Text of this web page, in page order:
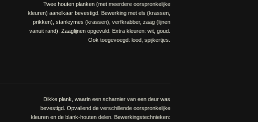
Twee houten planken (met meerdere oorspronkelijke
kleuren) aanelkaar bevestigd. Bewerking met els (krassen,
prikken), stanleymes (krassen), verfkrabber, zaag (lijnen
vanuit rand). Zaaglijnen opgevuld. Extra kleuren: wit, goud.
Ook toegevoegd: lood, spijkertjes.
Dikke plank, waarin een scharnier van een deur was
bevestigd. Opvallend de verschillende oorspronkelijke
kleuren en de blank-houten delen. Bewerkingstechnieken: